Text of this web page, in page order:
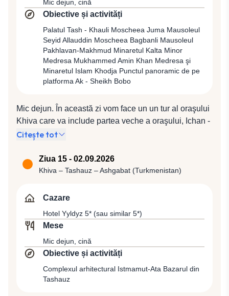
Mic dejun, cină
Obiective și activități
Palatul Tash - Khauli Moscheea Juma Mausoleul
Seyid Allauddin Moscheea Bagbanli Mausoleul
Pakhlavan-Makhmud Minaretul Kalta Minor
Medresa Mukhammed Amin Khan Medresa şi
Minaretul Islam Khodja Punctul panoramic de pe
platforma Ak - Sheikh Bobo
Mic dejun. În această zi vom face un un tur al oraşului
Khiva care va include partea veche a oraşului, Ichan -
Kala, inclusă în Patrimoniul Mondial UNESCO, zonă
Mediu, cu porţi orientate către toate cele 4 puncte
cardinale, conferind astfel întregului ansamblu
rămas încremenit în istorie, unde în orice moment ne-
vom fi uimiţi de frumuseţea medreselor şi a
minaretelor care domolesc cu albastrul lor strălucitor
asprimea naturii înconjurătoare. Vom vizita Palatul
Tash - Khauli unde vom vedea din curtea interioară
Kurynysh Khana, folosită în timpuri străvechi la
recepţiile oficiale, o splendidă cameră cu portice
Citește tot
Ziua 15 - 02.09.2026
Khiva – Tashauz – Ashgabat (Turkmenistan)
Cazare
Hotel Yyldyz 5* (sau similar 5*)
Mese
Mic dejun, cină
Obiective și activități
Complexul arhitectural Istmamut-Ata Bazarul din
Tashauz